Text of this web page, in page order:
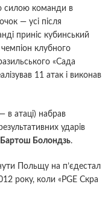
силою команди в
— усі після
приніс кубинський
клубного
«Сада
11 атак і виконав
в атаці) набрав
ударів
Бартош Болондзь.
Польщу на п’єдестал
року, коли «PGE Скра